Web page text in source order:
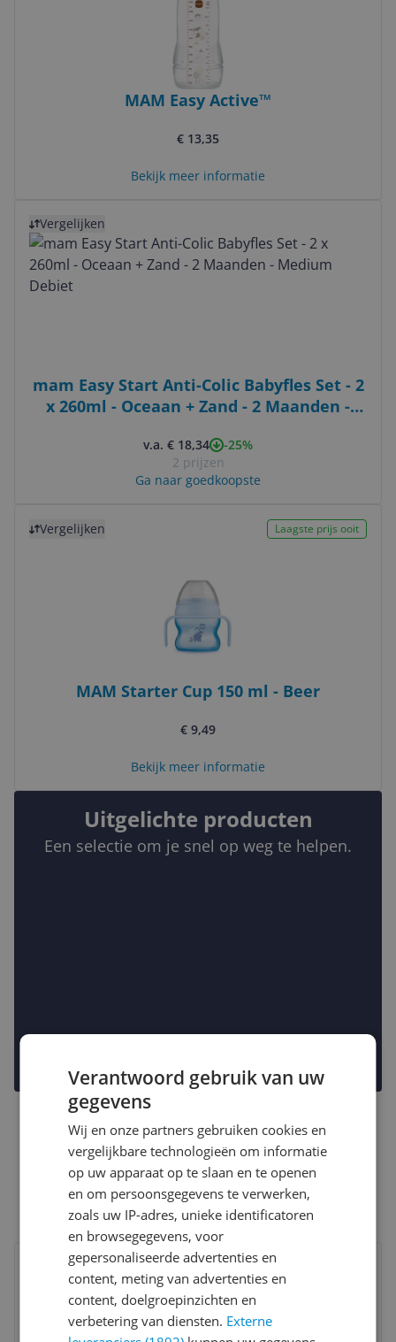
MAM Easy Active™
€ 13,35
Bekijk meer informatie
Vergelijken
mam Easy Start Anti-Colic Babyfles Set - 2
x 260ml - Oceaan + Zand - 2 Maanden -
v.a. € 18,34
-25%
2 prijzen
Ga naar goedkoopste
Vergelijken Laagste prijs ooit
MAM Starter Cup 150 ml - Beer
€ 9,49
Bekijk meer informatie
Uitgelichte producten
Een selectie om je snel op weg te helpen.
Vergelijken
Bekijk product
Verantwoord gebruik van uw
gegevens
Wij en onze partners gebruiken cookies en
vergelijkbare technologieën om informatie
op uw apparaat op te slaan en te openen
en om persoonsgegevens te verwerken,
zoals uw IP-adres, unieke identificatoren
en browsegegevens, voor
gepersonaliseerde advertenties en
content, meting van advertenties en
content, doelgroepinzichten en
verbetering van diensten. Externe